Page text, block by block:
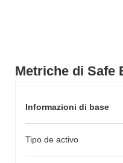
Metriche di Safe
Informazioni di base
Tipo de activo